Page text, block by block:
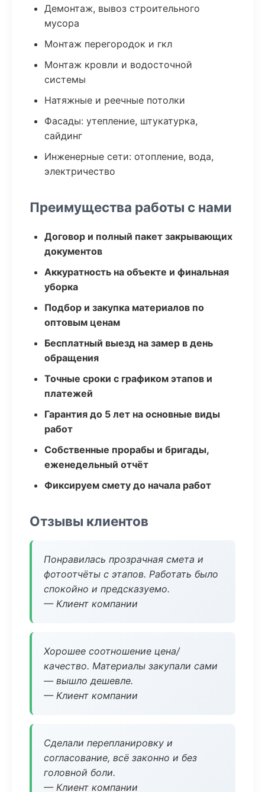
Демонтаж, вывоз строительного
мусора
Монтаж перегородок и гкл
Монтаж кровли и водосточной
системы
Натяжные и реечные потолки
Фасады: утепление, штукатурка,
сайдинг
Инженерные сети: отопление, вода,
электричество
Преимущества работы с нами
Договор и полный пакет закрывающих
документов
Аккуратность на объекте и финальная
уборка
Подбор и закупка материалов по
оптовым ценам
Бесплатный выезд на замер в день
обращения
Точные сроки с графиком этапов и
платежей
Гарантия до 5 лет на основные виды
работ
Собственные прорабы и бригады,
еженедельный отчёт
Фиксируем смету до начала работ
Отзывы клиентов
Понравилась прозрачная смета и
фотоотчёты с этапов. Работать было
спокойно и предсказуемо.
— Клиент компании
Хорошее соотношение цена/
качество. Материалы закупали сами
— вышло дешевле.
— Клиент компании
Сделали перепланировку и
согласование, всё законно и без
головной боли.
— Клиент компании